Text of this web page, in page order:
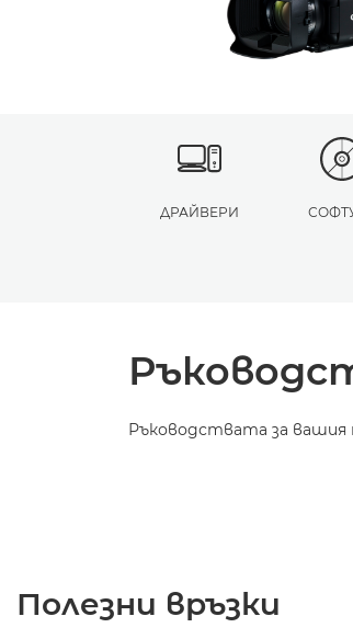
ДРАЙВЕРИ
Ръководствата за вашия
Полезни връзки